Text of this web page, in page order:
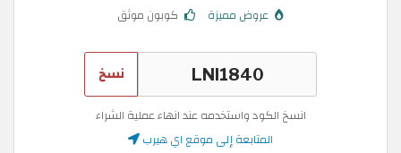
عروض مميزة كوبون موثق
نسخ
انسخ الكود واستخدمه عند انهاء عملية الشراء
المتابعة إلى موقع اي هيرب